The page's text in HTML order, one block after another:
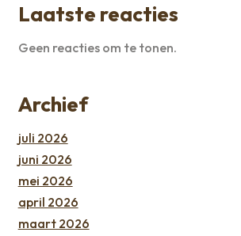
Laatste reacties
Geen reacties om te tonen.
Archief
juli 2026
juni 2026
mei 2026
april 2026
maart 2026